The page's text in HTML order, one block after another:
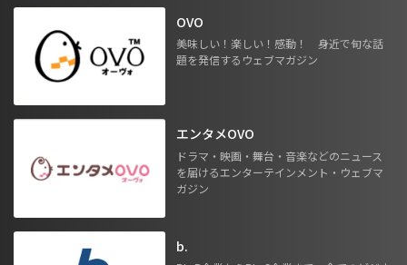
OVO
美味しい！楽しい！感動！ 身近で旬な話
題を発信するウェブマガジン
エンタメOVO
ドラマ・映画・舞台・音楽などのニュース
を届けるエンターテインメント・ウェブマ
ガジン
b.